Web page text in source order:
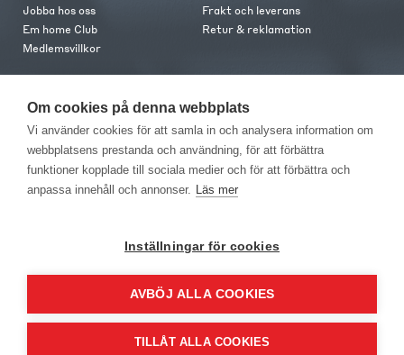
Jobba hos oss
Em home Club
Medlemsvillkor
Frakt och leverans
Retur & reklamation
Kontakta oss
Butiker
Press
EM Home Möbler AB, Meteorologvägen 10, Telefon: 010-499 25 00,
E-post info@emhome.se
Om cookies på denna webbplats
Vi använder cookies för att samla in och analysera information om
webbplatsens prestanda och användning, för att förbättra
funktioner kopplade till sociala medier och för att förbättra och
anpassa innehåll och annonser. Läs mer
Inställningar för cookies
AVBÖJ ALLA COOKIES
TILLÅT ALLA COOKIES